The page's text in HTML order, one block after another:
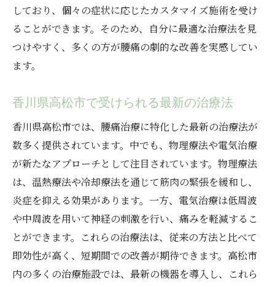
しており、個々の症状に応じたカスタマイズ施術を受け
ることができます。そのため、自分に最適な治療法を見
つけやすく、多くの方が腰痛の劇的な改善を実感してい
ます。
香川県高松市で受けられる最新の治療法
香川県高松市では、腰痛治療に特化した最新の治療法が
数多く提供されています。中でも、物理療法や電気治療
が新たなアプローチとして注目されています。物理療法
は、温熱療法や冷却療法を通じて筋肉の緊張を緩和し、
炎症を抑える効果があります。一方、電気治療は低周波
や中周波を用いて神経の刺激を行い、痛みを軽減するこ
とができます。これらの治療法は、従来の方法と比べて
即効性が高く、短期間での改善が期待できます。高松市
内の多くの治療施設では、最新の機器を導入し、これら